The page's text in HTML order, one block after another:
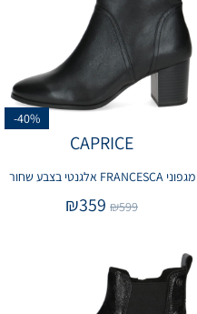
-40%
CAPRICE
מגפוני FRANCESCA אלגנטי בצבע שחור
₪599
₪359